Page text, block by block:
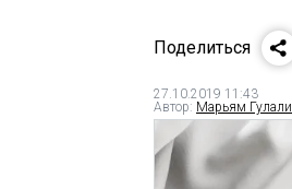
Поделиться
27.10.2019 11:43
Автор: Марьям